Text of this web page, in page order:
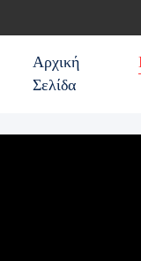
Αρχική
Σελίδα